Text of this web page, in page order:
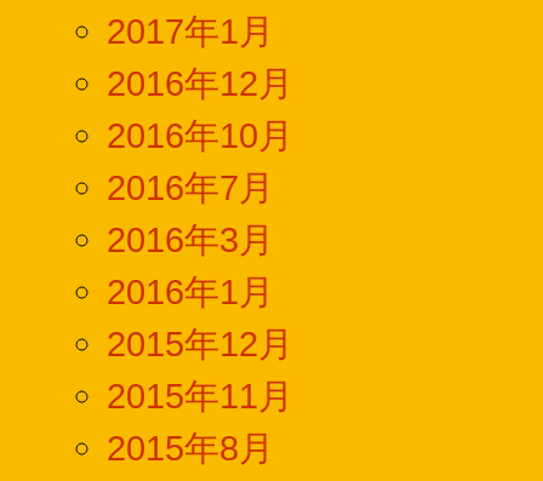
2017年1月
2016年12月
2016年10月
2016年7月
2016年3月
2016年1月
2015年12月
2015年11月
2015年8月